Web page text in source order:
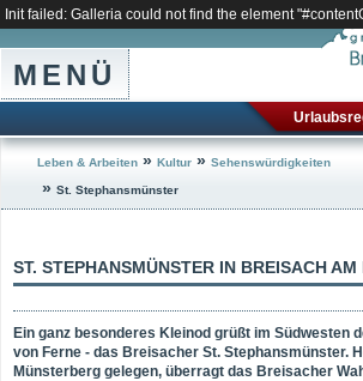
MENÜ
Leben & Arbeiten » Kultur » Sehenswürdigkeiten
» St. Stephansmünster
ST. STEPHANSMÜNSTER IN BREISACH AM
Ein ganz besonderes Kleinod grüßt im Südwesten
von Ferne - das Breisacher St. Stephansmünster.
Münsterberg gelegen, überragt das Breisacher
Init failed: Galleria could not find the element